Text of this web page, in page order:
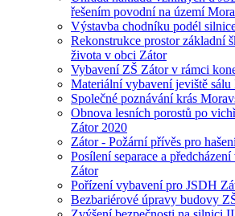
řešením povodní na území
Výstavba chodníku podél
Rekonstrukce prostor základní
života v obci Zátor
Vybavení ZŠ Zátor v rámci
Materiální vybavení jeviště
Společné poznávání krás
Obnova lesních porostů po
Zátor 2020
Zátor - Požární přívěs pro
Posílení separace a
Zátor
Pořízení vybavení pro JSDH
Bezbariérové úpravy budovy